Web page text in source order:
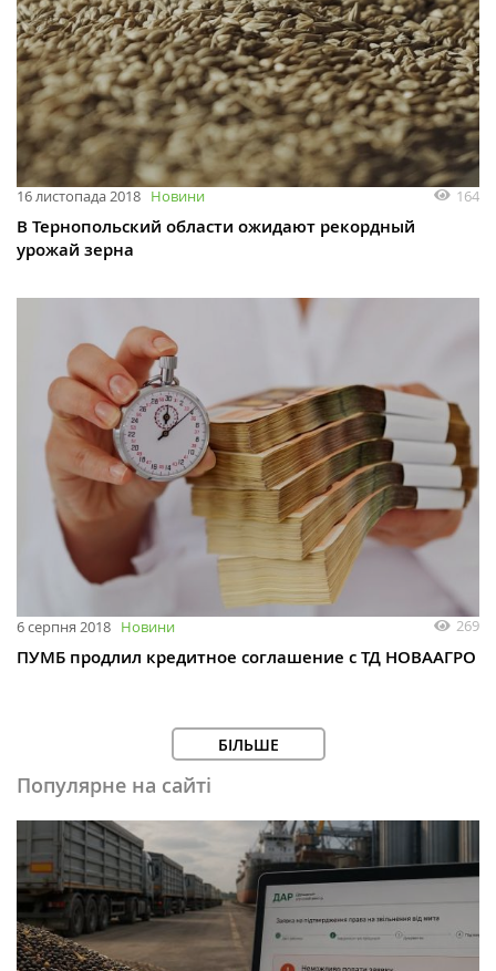
16 листопада 2018 Новини 164
В Тернопольский области ожидают рекордный
урожай зерна
6 серпня 2018 Новини 269
ПУМБ продлил кредитное соглашение с ТД НОВААГРО
БІЛЬШЕ
Популярне на сайті